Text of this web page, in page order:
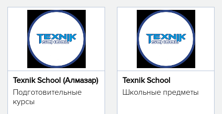
Texnik School (Алмазар)
Подготовительные
курсы
Texnik School
Школьные предметы